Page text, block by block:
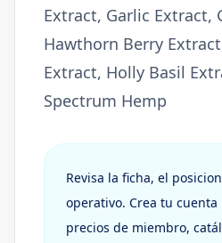
Extract, Garlic Extract,
Hawthorn Berry
Extract, Holly Basil
Spectrum Hemp
Revisa la ficha, el
operativo. Crea tu
precios de miembro,